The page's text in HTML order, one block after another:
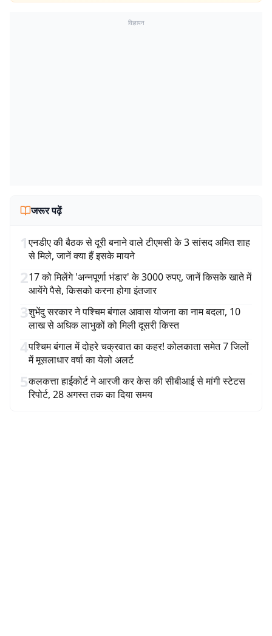
विज्ञापन
जरूर पढ़ें
1एनडीए की बैठक से दूरी बनाने वाले टीएमसी के 3 सांसद अमित शाह
से मिले, जानें क्या हैं इसके मायने
217 को मिलेंगे 'अन्नपूर्णा भंडार' के 3000 रुपए, जानें किसके खाते में
आयेंगे पैसे, किसको करना होगा इंतजार
3शुभेंदु सरकार ने पश्चिम बंगाल आवास योजना का नाम बदला, 10
लाख से अधिक लाभुकों को मिली दूसरी किस्त
4पश्चिम बंगाल में दोहरे चक्रवात का कहर! कोलकाता समेत 7 जिलों
में मूसलाधार वर्षा का येलो अलर्ट
5कलकत्ता हाईकोर्ट ने आरजी कर केस की सीबीआई से मांगी स्टेटस
रिपोर्ट, 28 अगस्त तक का दिया समय